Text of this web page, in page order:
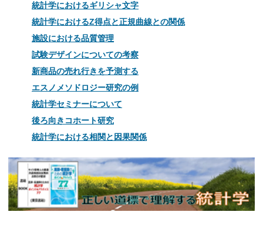
統計学におけるギリシャ文字
統計学におけるZ得点と正規曲線との関係
施設における品質管理
試験デザインについての考察
新商品の売れ行きを予測する
エスノメソドロジー研究の例
統計学セミナーについて
後ろ向きコホート研究
統計学における相関と因果関係